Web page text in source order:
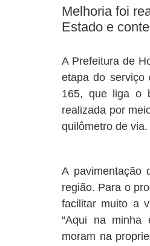
Melhoria foi
Estado e
A Prefeitura de
etapa do serviço
165, que liga o
realizada por
quilômetro de via.
A pavimentação
região. Para o
facilitar muito a
“Aqui na minha
moram na